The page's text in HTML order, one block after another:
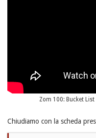
Zom 100: Bucket List
Chiudiamo con la scheda